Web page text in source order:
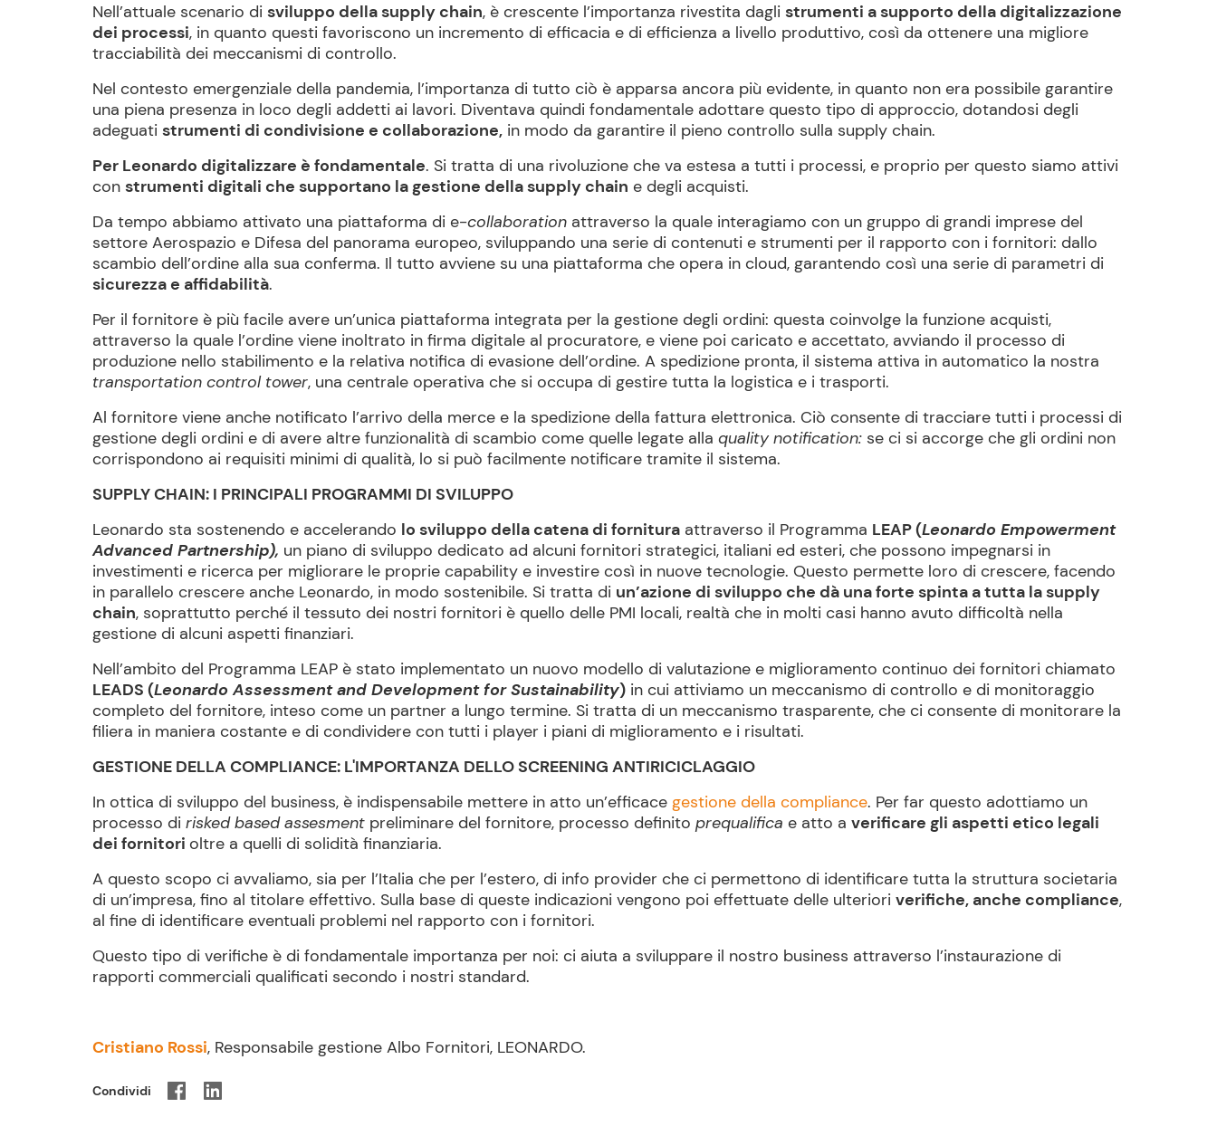
Nell’attuale scenario di sviluppo della supply chain, è crescente l’importanza rivestita dagli strumenti a supporto della digitalizzazione
dei processi, in quanto questi favoriscono un incremento di efficacia e di efficienza a livello produttivo, così da ottenere una migliore
tracciabilità dei meccanismi di controllo.
Nel contesto emergenziale della pandemia, l’importanza di tutto ciò è apparsa ancora più evidente, in quanto non era possibile garantire
una piena presenza in loco degli addetti ai lavori. Diventava quindi fondamentale adottare questo tipo di approccio, dotandosi degli
adeguati strumenti di condivisione e collaborazione, in modo da garantire il pieno controllo sulla supply chain.
Per Leonardo digitalizzare è fondamentale. Si tratta di una rivoluzione che va estesa a tutti i processi, e proprio per questo siamo attivi
con strumenti digitali che supportano la gestione della supply chain e degli acquisti.
Da tempo abbiamo attivato una piattaforma di e-collaboration attraverso la quale interagiamo con un gruppo di grandi imprese del
settore Aerospazio e Difesa del panorama europeo, sviluppando una serie di contenuti e strumenti per il rapporto con i fornitori: dallo
scambio dell’ordine alla sua conferma. Il tutto avviene su una piattaforma che opera in cloud, garantendo così una serie di parametri di
sicurezza e affidabilità.
Per il fornitore è più facile avere un’unica piattaforma integrata per la gestione degli ordini: questa coinvolge la funzione acquisti,
attraverso la quale l’ordine viene inoltrato in firma digitale al procuratore, e viene poi caricato e accettato, avviando il processo di
produzione nello stabilimento e la relativa notifica di evasione dell’ordine. A spedizione pronta, il sistema attiva in automatico la nostra
transportation control tower, una centrale operativa che si occupa di gestire tutta la logistica e i trasporti.
Al fornitore viene anche notificato l’arrivo della merce e la spedizione della fattura elettronica. Ciò consente di tracciare tutti i processi di
gestione degli ordini e di avere altre funzionalità di scambio come quelle legate alla quality notification: se ci si accorge che gli ordini non
corrispondono ai requisiti minimi di qualità, lo si può facilmente notificare tramite il sistema.
SUPPLY CHAIN: I PRINCIPALI PROGRAMMI DI SVILUPPO
Leonardo sta sostenendo e accelerando lo sviluppo della catena di fornitura attraverso il Programma LEAP (Leonardo Empowerment
Advanced Partnership), un piano di sviluppo dedicato ad alcuni fornitori strategici, italiani ed esteri, che possono impegnarsi in
investimenti e ricerca per migliorare le proprie capability e investire così in nuove tecnologie. Questo permette loro di crescere, facendo
in parallelo crescere anche Leonardo, in modo sostenibile. Si tratta di un’azione di sviluppo che dà una forte spinta a tutta la supply
chain, soprattutto perché il tessuto dei nostri fornitori è quello delle PMI locali, realtà che in molti casi hanno avuto difficoltà nella
gestione di alcuni aspetti finanziari.
Nell’ambito del Programma LEAP è stato implementato un nuovo modello di valutazione e miglioramento continuo dei fornitori chiamato
LEADS (Leonardo Assessment and Development for Sustainability) in cui attiviamo un meccanismo di controllo e di monitoraggio
completo del fornitore, inteso come un partner a lungo termine. Si tratta di un meccanismo trasparente, che ci consente di monitorare la
filiera in maniera costante e di condividere con tutti i player i piani di miglioramento e i risultati.
GESTIONE DELLA COMPLIANCE: L'IMPORTANZA DELLO SCREENING ANTIRICICLAGGIO
In ottica di sviluppo del business, è indispensabile mettere in atto un’efficace gestione della compliance. Per far questo adottiamo un
processo di risked based assesment preliminare del fornitore, processo definito prequalifica e atto a verificare gli aspetti etico legali
dei fornitori oltre a quelli di solidità finanziaria.
A questo scopo ci avvaliamo, sia per l’Italia che per l’estero, di info provider che ci permettono di identificare tutta la struttura societaria
di un’impresa, fino al titolare effettivo. Sulla base di queste indicazioni vengono poi effettuate delle ulteriori verifiche, anche compliance,
al fine di identificare eventuali problemi nel rapporto con i fornitori.
Questo tipo di verifiche è di fondamentale importanza per noi: ci aiuta a sviluppare il nostro business attraverso l’instaurazione di
rapporti commerciali qualificati secondo i nostri standard.
Cristiano Rossi, Responsabile gestione Albo Fornitori, LEONARDO.
Condividi